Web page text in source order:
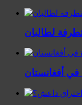
لطالبان
في أفغانستان